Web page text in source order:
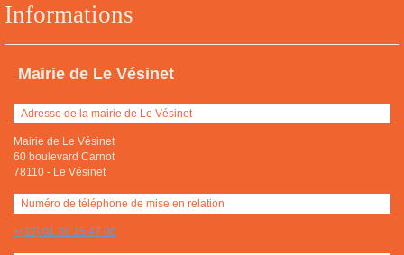
Informations
Mairie de Le Vésinet
Adresse de la mairie de Le Vésinet
Mairie de Le Vésinet
60 boulevard Carnot
78110 - Le Vésinet
Numéro de téléphone de mise en relation
+(33) 01 30 15 47 00